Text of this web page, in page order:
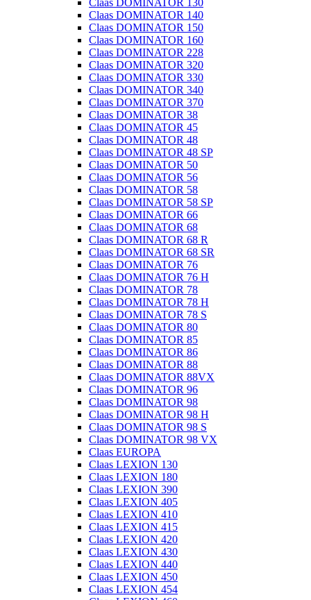
Claas DOMINATOR 130
Claas DOMINATOR 140
Claas DOMINATOR 150
Claas DOMINATOR 160
Claas DOMINATOR 228
Claas DOMINATOR 320
Claas DOMINATOR 330
Claas DOMINATOR 340
Claas DOMINATOR 370
Claas DOMINATOR 38
Claas DOMINATOR 45
Claas DOMINATOR 48
Claas DOMINATOR 48 SP
Claas DOMINATOR 50
Claas DOMINATOR 56
Claas DOMINATOR 58
Claas DOMINATOR 58 SP
Claas DOMINATOR 66
Claas DOMINATOR 68
Claas DOMINATOR 68 R
Claas DOMINATOR 68 SR
Claas DOMINATOR 76
Claas DOMINATOR 76 H
Claas DOMINATOR 78
Claas DOMINATOR 78 H
Claas DOMINATOR 78 S
Claas DOMINATOR 80
Claas DOMINATOR 85
Claas DOMINATOR 86
Claas DOMINATOR 88
Claas DOMINATOR 88VX
Claas DOMINATOR 96
Claas DOMINATOR 98
Claas DOMINATOR 98 H
Claas DOMINATOR 98 S
Claas DOMINATOR 98 VX
Claas EUROPA
Claas LEXION 130
Claas LEXION 180
Claas LEXION 390
Claas LEXION 405
Claas LEXION 410
Claas LEXION 415
Claas LEXION 420
Claas LEXION 430
Claas LEXION 440
Claas LEXION 450
Claas LEXION 454